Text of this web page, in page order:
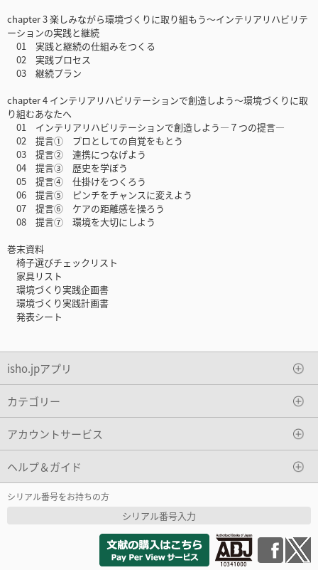
chapter 3 楽しみながら環境づくりに取り組もう～インテリアリハビリテ
ーションの実践と継続
01 実践と継続の仕組みをつくる
02 実践プロセス
03 継続プラン
chapter 4 インテリアリハビリテーションで創造しよう～環境づくりに取
り組むあなたへ
01 インテリアリハビリテーションで創造しよう―７つの提言―
02 提言① プロとしての自覚をもとう
03 提言② 連携につなげよう
04 提言③ 歴史を学ぼう
05 提言④ 仕掛けをつくろう
06 提言⑤ ピンチをチャンスに変えよう
07 提言⑥ ケアの距離感を操ろう
08 提言⑦ 環境を大切にしよう
巻末資料
椅子選びチェックリスト
家具リスト
環境づくり実践企画書
環境づくり実践計画書
発表シート
isho.jpアプリ
カテゴリー
アカウントサービス
ヘルプ＆ガイド
シリアル番号をお持ちの方
シリアル番号入力